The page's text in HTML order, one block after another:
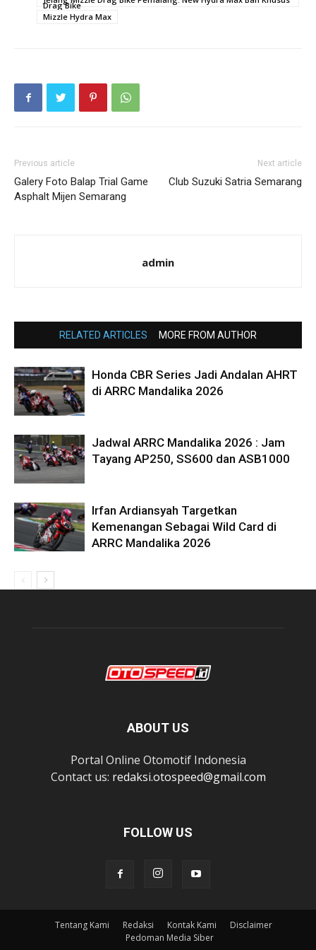
Drag Bike
Mizzle Hydra Max
Previous article
Galery Foto Balap Trial Game
Asphalt Mijen Semarang
Next article
Club Suzuki Satria Semarang
admin
RELATED ARTICLES MORE FROM AUTHOR
Honda CBR Series Jadi Andalan AHRT
di ARRC Mandalika 2026
Jadwal ARRC Mandalika 2026 : Jam
Tayang AP250, SS600 dan ASB1000
Irfan Ardiansyah Targetkan
Kemenangan Sebagai Wild Card di
ARRC Mandalika 2026
ABOUT US
Portal Online Otomotif Indonesia
Contact us: redaksi.otospeed@gmail.com
FOLLOW US
Tentang Kami Redaksi Kontak Kami
Disclaimer
Pedoman Media Siber